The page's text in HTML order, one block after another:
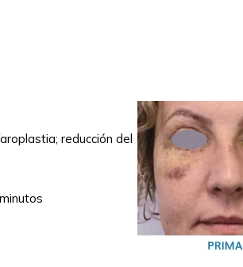
reducción del